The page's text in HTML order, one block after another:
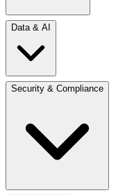
Data & AI
Security & Compliance